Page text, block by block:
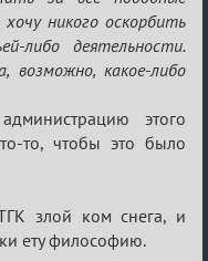
никого оскорбить
либо деятельности.
возможно, какое-либо
этого
то, чтобы это было
злой ком снега, и
ету философию.